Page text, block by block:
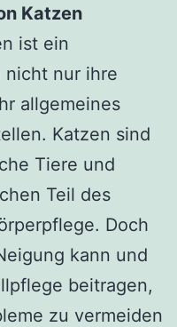
Katzen
ist ein
nicht nur ihre
allgemeines
Katzen sind
Tiere und
Teil des
Doch
kann und
beitragen,
zu vermeiden